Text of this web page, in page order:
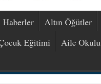
Altın Öğütler
Eğitimi Aile Okulu